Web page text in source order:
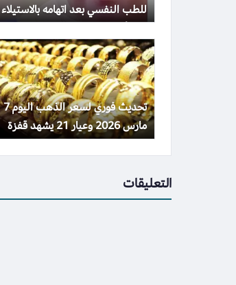
للطب النفسي بعد اتهامه بالاستيلاء
على أموالها
تحديث فوري لسعر الذهب اليوم 7
مارس 2026 وعيار 21 يشهد قفزة
مفاجئة
التعليقات